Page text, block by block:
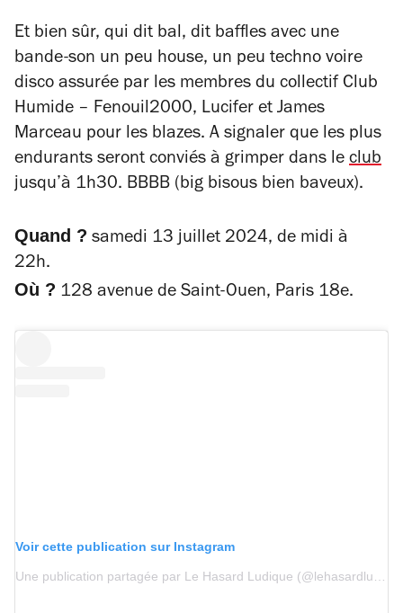
Et bien sûr, qui dit bal, dit baffles avec une
bande-son un peu house, un peu techno voire
disco assurée par les membres du collectif Club
Humide – Fenouil2000, Lucifer et James
Marceau pour les blazes. A signaler que les plus
endurants seront conviés à grimper dans le club
jusqu’à 1h30. BBBB (big bisous bien baveux).
Quand ? samedi 13 juillet 2024, de midi à
22h.
Où ? 128 avenue de Saint-Ouen, Paris 18e.
Voir cette publication sur Instagram
Une publication partagée par Le Hasard Ludique (@lehasardludique)